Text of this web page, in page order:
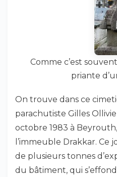
Comme c’est
priante
On trouve dans ce
parachutiste Gilles
octobre 1983 à
l’immeuble Drakkar. Ce
de plusieurs tonnes
du bâtiment, qui